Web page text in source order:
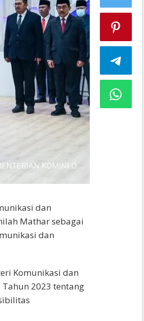
dan
Mathar sebagai
dan
Komunikasi dan
2023 tentang